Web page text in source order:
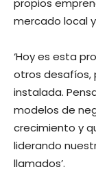
propios
mercado local
‘Hoy es esta
otros desafíos,
instalada.
modelos de
crecimiento y
liderando
llamados’.